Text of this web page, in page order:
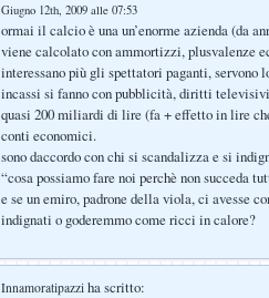
Giugno 12th, 2009 alle 07:53
ormai il calcio è una un’enorme azienda (da
viene calcolato con ammortizzi, plusvalenze
interessano più gli spettatori paganti,
incassi si fanno con pubblicità, diritti
quasi 200 miliardi di lire (fa + effetto in lire
conti economici.
sono daccordo con chi si scandalizza e si
“cosa possiamo fare noi perchè non succeda
e se un emiro, padrone della viola, ci avesse
indignati o goderemmo come ricci in calore?
Innamoratipazzi ha scritto: